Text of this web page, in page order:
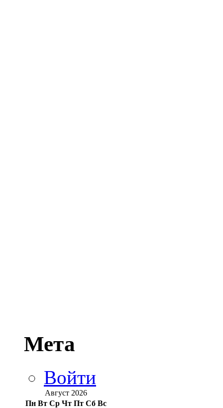
Мета
Войти
Август 2026
Пн Вт Ср Чт Пт Сб Вс